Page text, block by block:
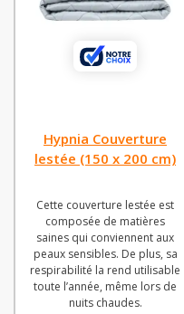
Hypnia Couverture
lestée (150 x 200 cm)
Cette couverture lestée est
composée de matières
saines qui conviennent aux
peaux sensibles. De plus, sa
respirabilité la rend utilisable
toute l’année, même lors de
nuits chaudes.